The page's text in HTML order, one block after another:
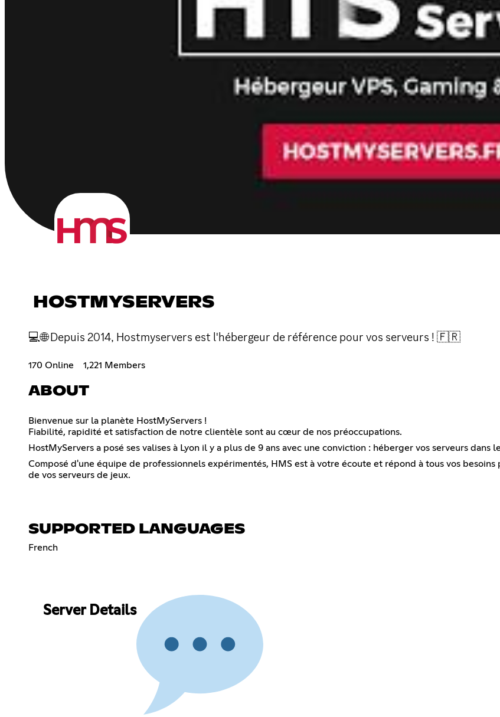
HOSTMYSERVERS
💻🌐 Depuis 2014, Hostmyservers est l'hébergeur de référence pour vos serveurs ! 🇫🇷
170 Online 1,221 Members
ABOUT
Bienvenue sur la planète HostMyServers !
Fiabilité, rapidité et satisfaction de notre clientèle sont au cœur de nos préoccupations.
HostMyServers a posé ses valises à Lyon il y a plus de 9 ans avec une conviction : héberger vos serveurs dans
Composé d'une équipe de professionnels expérimentés, HMS est à votre écoute et répond à tous vos
de vos serveurs de jeux.
SUPPORTED LANGUAGES
French
Server Details